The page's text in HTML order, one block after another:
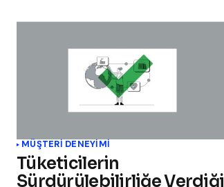
MÜŞTERI DENEYIMI
Tüketicilerin
Sürdürülebilirliğe Verdiği